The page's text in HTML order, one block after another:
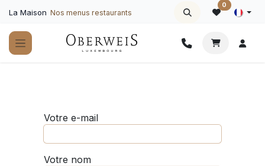
La Maison Nos menus restaurants
0
Votre e-mail
Votre nom